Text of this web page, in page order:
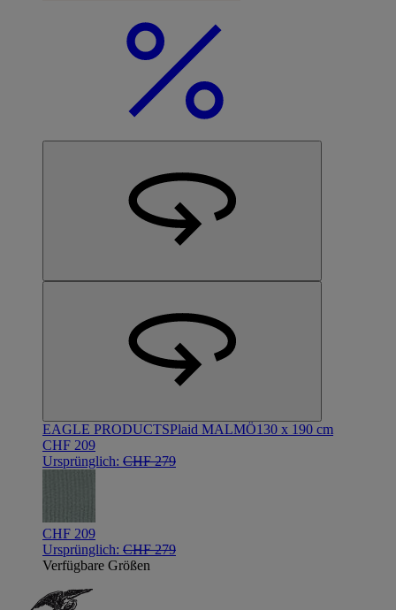
EAGLE PRODUCTSPlaid MALMÖ130 x 190 cm
CHF 209
Ursprünglich: CHF 279
CHF 209
Ursprünglich: CHF 279
Verfügbare Größen